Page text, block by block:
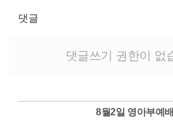
댓글
댓글쓰기 권한이 없
8월2일 영아부예배